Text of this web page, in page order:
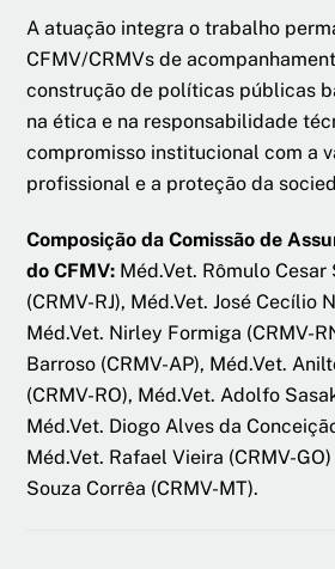
A atuação integra o trabalho
CFMV/CRMVs de
construção de políticas públicas
na ética e na responsabilidade
compromisso institucional com a
profissional e a proteção da
Composição da Comissão de
do CFMV: Méd.Vet. Rômulo
(CRMV-RJ), Méd.Vet. José Cecílio
Méd.Vet. Nirley Formiga (CRMV-
Barroso (CRMV-AP), Méd.Vet.
(CRMV-RO), Méd.Vet. Adolfo
Méd.Vet. Diogo Alves da
Méd.Vet. Rafael Vieira (CRMV-
Souza Corrêa (CRMV-MT).